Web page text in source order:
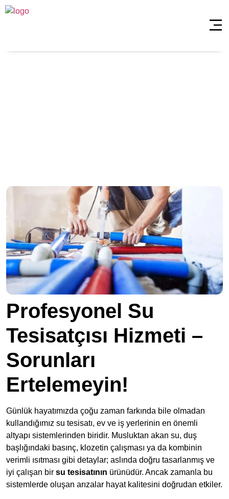
Profesyonel Su
Tesisatçısı Hizmeti –
Sorunları
Ertelemeyin!
Günlük hayatımızda çoğu zaman farkında bile olmadan
kullandığımız su tesisatı, ev ve iş yerlerinin en önemli
altyapı sistemlerinden biridir. Musluktan akan su, duş
başlığındaki basınç, klozetin çalışması ya da kombinin
verimli ısıtması gibi detaylar; aslında doğru tasarlanmış ve
iyi çalışan bir su tesisatının ürünüdür. Ancak zamanla bu
sistemlerde oluşan arızalar hayat kalitesini doğrudan etkiler.